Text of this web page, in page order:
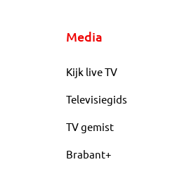
Media
Kijk live TV
Televisiegids
TV gemist
Brabant+